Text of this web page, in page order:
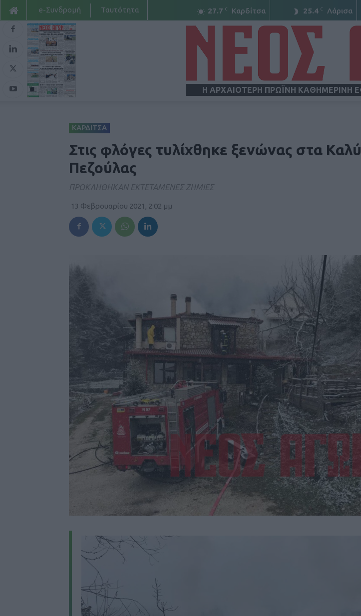
27.7 C Καρδίτσα 25.4 C Λάρισα
e-Συνδρομή Ταυτότητα
Η ΑΡΧΑΙΟΤΕΡΗ ΠΡΩΪΝΗ ΚΑΘΗΜΕΡΙΝΗ
ΚΑΡΔΙΤΣΑ
Στις φλόγες τυλίχθηκε ξενώνας στα
Πεζούλας
ΠΡΟΚΛΗΘΗΚΑΝ ΕΚΤΕΤΑΜΕΝΕΣ ΖΗΜΙΕΣ
13 Φεβρουαρίου 2021, 2:02 μμ